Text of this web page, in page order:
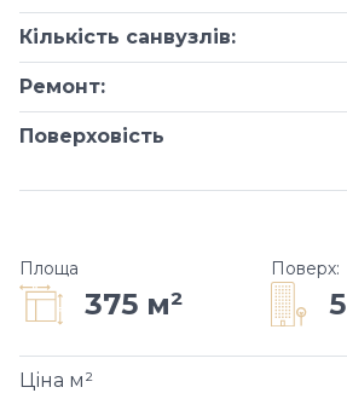
Кількість санвузлів:
Ремонт:
Поверховість
Площа
375 м²
Поверх:
5
Ціна м²